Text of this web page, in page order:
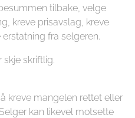
tilbake, velge
kreve prisavslag, kreve
fra selgeren.
skje skriftlig.
kreve mangelen rettet eller
kan likevel motsette